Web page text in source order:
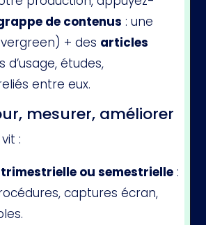
de contenus : une
+ des articles
d’usage, études,
entre eux.
mesurer, améliorer
:
ou semestrielle :
captures écran,